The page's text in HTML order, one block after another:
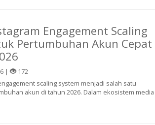
Engagement Scaling
Pertumbuhan Akun Cepat
|
172
scaling system menjadi salah satu
akun di tahun 2026. Dalam ekosistem media